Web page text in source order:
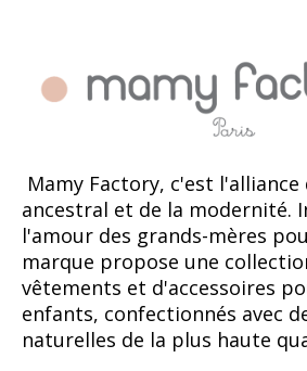
Mamy Factory, c'est
ancestral et de la modernité.
l'amour des grands-mères
marque propose une
vêtements et d'accessoires
enfants, confectionnés avec
naturelles de la plus haute